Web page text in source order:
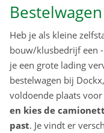
Heb je als kleine
bouw/klusbedrijf een
je een grote lading
bestelwagen bij
voldoende plaats
en kies de
past. Je vindt er